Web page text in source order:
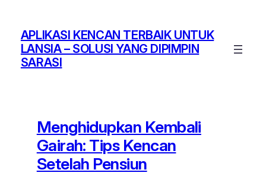
content
APLIKASI KENCAN TERBAIK UNTUK
LANSIA – SOLUSI YANG DIPIMPIN
SARASI
Menghidupkan Kembali
Gairah: Tips Kencan
Setelah Pensiun